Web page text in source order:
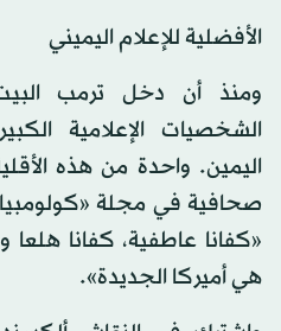
الأفضلية للإعلام اليميني
ومنذ أن دخل ترمب
الشخصيات الإعلامية
اليمين. واحدة من هذه
صحافية في مجلة
«كفانا عاطفية، كفانا
هي أميركا الجديدة».